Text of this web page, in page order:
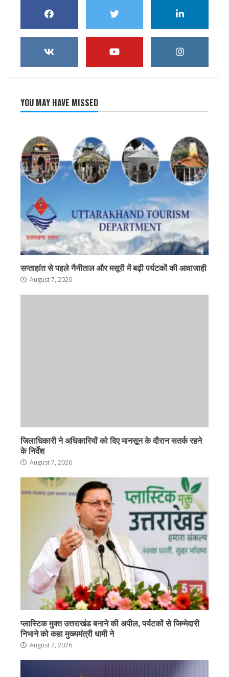
YOU MAY HAVE MISSED
सप्ताहांत से पहले नैनीताल और मसूरी में बढ़ी पर्यटकों की आवाजाही
August 7, 2026
जिलाधिकारी ने अधिकारियों को दिए मानसून के दौरान सतर्क रहने
के निर्देश
August 7, 2026
प्लास्टिक मुक्त उत्तराखंड बनाने की अपील, पर्यटकों से जिम्मेदारी
निभाने को कहा मुख्यमंत्री धामी ने
August 7, 2026